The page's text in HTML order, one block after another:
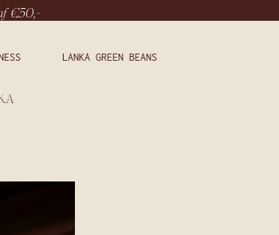
€50,-
LANKA GREEN BEANS